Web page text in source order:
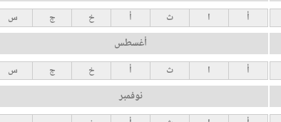
أ ا ث أ خ ج س
أغسطس
أ ا ث أ خ ج س
نوفمبر